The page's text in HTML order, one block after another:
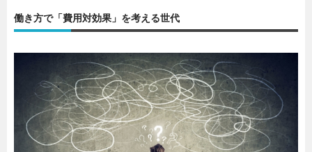
働き方で「費用対効果」を考える世代